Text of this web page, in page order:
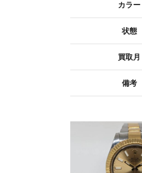
カラー
状態
買取月
備考